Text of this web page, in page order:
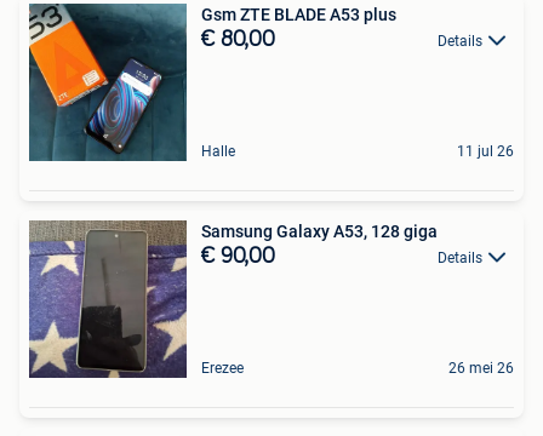
Gsm ZTE BLADE A53 plus
€ 80,00 Details
Halle 11 jul 26
Samsung Galaxy A53, 128 giga
€ 90,00 Details
Erezee 26 mei 26